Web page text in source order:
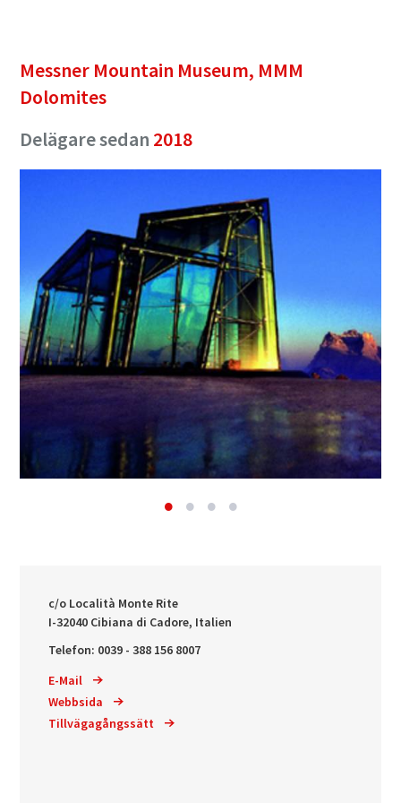
Messner Mountain Museum, MMM
Dolomites
Delägare sedan 2018
c/o Località Monte Rite
I-32040 Cibiana di Cadore, Italien
Telefon: 0039 - 388 156 8007
E-Mail
Webbsida
Tillvägagångssätt